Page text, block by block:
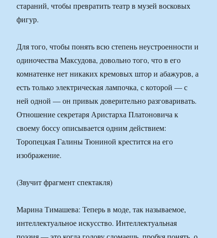
стараний, чтобы превратить театр в музей восковых
фигур.
Для того, чтобы понять всю степень неустроенности и
одиночества Максудова, довольно того, что в его
комнатенке нет никаких кремовых штор и абажуров, а
есть только электрическая лампочка, с которой — с
ней одной — он привык доверительно разговаривать.
Отношение секретаря Аристарха Платоновича к
своему боссу описывается одним действием:
Торопецкая Галины Тюниной крестится на его
изображение.
(Звучит фрагмент спектакля)
Марина Тимашева: Теперь в моде, так называемое,
интеллектуальное искусство. Интеллектуальная